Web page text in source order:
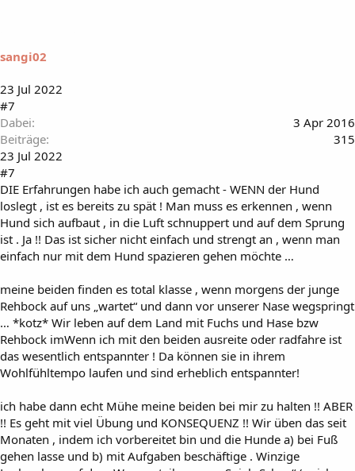
r
sangi02
23 Jul 2022
#7
Dabei
3 Apr 2016
Beiträge
315
23 Jul 2022
#7
DIE Erfahrungen habe ich auch gemacht - WENN der Hund
loslegt , ist es bereits zu spät ! Man muss es erkennen , wenn
Hund sich aufbaut , in die Luft schnuppert und auf dem Sprung
ist . Ja !! Das ist sicher nicht einfach und strengt an , wenn man
einfach nur mit dem Hund spazieren gehen möchte …
meine beiden finden es total klasse , wenn morgens der junge
Rehbock auf uns „wartet“ und dann vor unserer Nase wegspringt
… *kotz* Wir leben auf dem Land mit Fuchs und Hase bzw
Rehbock imWenn ich mit den beiden ausreite oder radfahre ist
das wesentlich entspannter ! Da können sie in ihrem
Wohlfühltempo laufen und sind erheblich entspannter!
ich habe dann echt Mühe meine beiden bei mir zu halten !! ABER
!! Es geht mit viel Übung und KONSEQUENZ !! Wir üben das seit
Monaten , indem ich vorbereitet bin und die Hunde a) bei Fuß
gehen lasse und b) mit Aufgaben beschäftige . Winzige